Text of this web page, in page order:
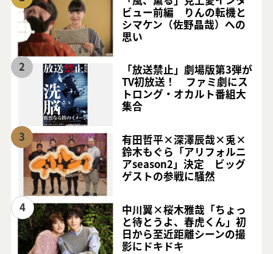
ビュー前編 りんの転機と
シマケン（佐野晶哉）への
思い
2
「放送禁止」劇場版第3弾が
TV初放送！ ファミ劇にス
トロング・オカルト番組大
集合
3
有田哲平×深澤辰哉×兎×
鈴木もぐら「アリフォルニ
アseason2」決定 ビッグ
ゲストの参戦に騒然
4
中川翼×桜木雅哉「ちょっ
と待とうよ、春虎くん」初
日から至近距離シーンの撮
影にドキドキ